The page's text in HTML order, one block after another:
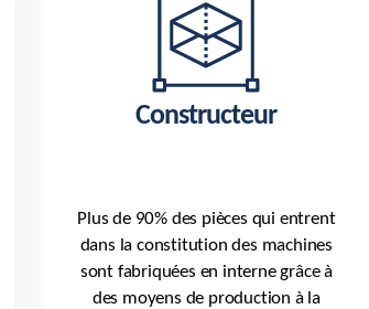
Constructeur
Plus de 90% des pièces qui entrent
dans la constitution des machines
sont fabriquées en interne grâce à
des moyens de production à la